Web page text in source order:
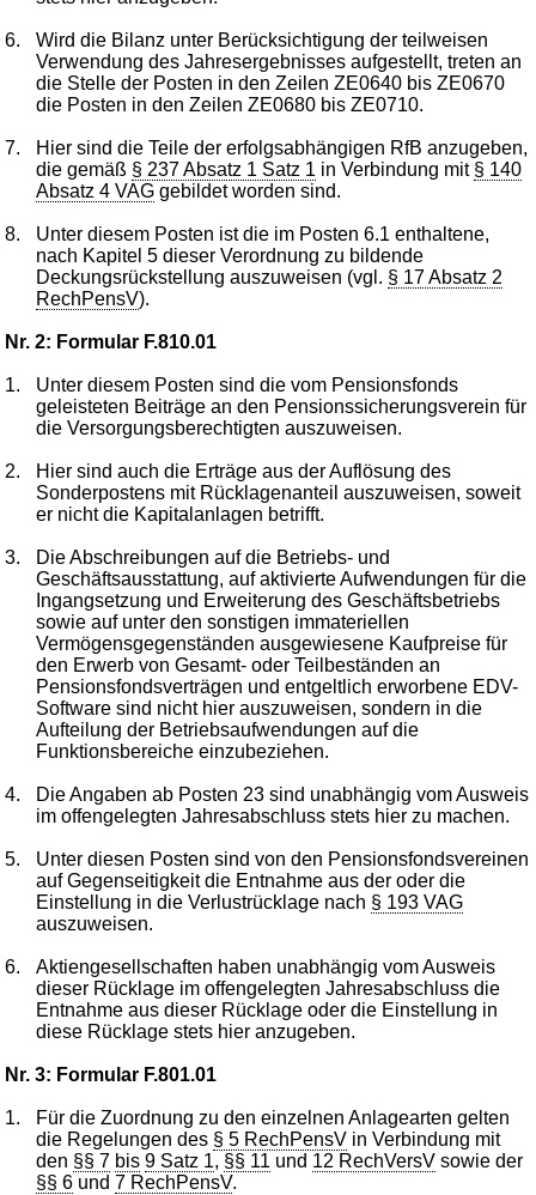
6.
Wird die Bilanz unter Berücksichtigung der teilweisen
Verwendung des Jahresergebnisses aufgestellt, treten an
die Stelle der Posten in den Zeilen ZE0640 bis ZE0670
die Posten in den Zeilen ZE0680 bis ZE0710.
7.
Hier sind die Teile der erfolgsabhängigen RfB anzugeben,
die gemäß § 237 Absatz 1 Satz 1 in Verbindung mit § 140
Absatz 4 VAG gebildet worden sind.
8.
Unter diesem Posten ist die im Posten 6.1 enthaltene,
nach Kapitel 5 dieser Verordnung zu bildende
Deckungsrückstellung auszuweisen (vgl. § 17 Absatz 2
RechPensV).
Nr. 2: Formular F.810.01
1.
Unter diesem Posten sind die vom Pensionsfonds
geleisteten Beiträge an den Pensionssicherungsverein für
die Versorgungsberechtigten auszuweisen.
2.
Hier sind auch die Erträge aus der Auflösung des
Sonderpostens mit Rücklagenanteil auszuweisen, soweit
er nicht die Kapitalanlagen betrifft.
3.
Die Abschreibungen auf die Betriebs- und
Geschäftsausstattung, auf aktivierte Aufwendungen für die
Ingangsetzung und Erweiterung des Geschäftsbetriebs
sowie auf unter den sonstigen immateriellen
Vermögensgegenständen ausgewiesene Kaufpreise für
den Erwerb von Gesamt- oder Teilbeständen an
Pensionsfondsverträgen und entgeltlich erworbene EDV-
Software sind nicht hier auszuweisen, sondern in die
Aufteilung der Betriebsaufwendungen auf die
Funktionsbereiche einzubeziehen.
4.
Die Angaben ab Posten 23 sind unabhängig vom Ausweis
im offengelegten Jahresabschluss stets hier zu machen.
5.
Unter diesen Posten sind von den Pensionsfondsvereinen
auf Gegenseitigkeit die Entnahme aus der oder die
Einstellung in die Verlustrücklage nach § 193 VAG
auszuweisen.
6.
Aktiengesellschaften haben unabhängig vom Ausweis
dieser Rücklage im offengelegten Jahresabschluss die
Entnahme aus dieser Rücklage oder die Einstellung in
diese Rücklage stets hier anzugeben.
Nr. 3: Formular F.801.01
1.
Für die Zuordnung zu den einzelnen Anlagearten gelten
die Regelungen des § 5 RechPensV in Verbindung mit
den §§ 7 bis 9 Satz 1, §§ 11 und 12 RechVersV sowie der
§§ 6 und7 RechPensV.